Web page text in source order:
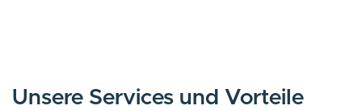
Unsere Services und Vorteile